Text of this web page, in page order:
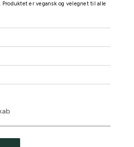
er vegansk og velegnet til alle